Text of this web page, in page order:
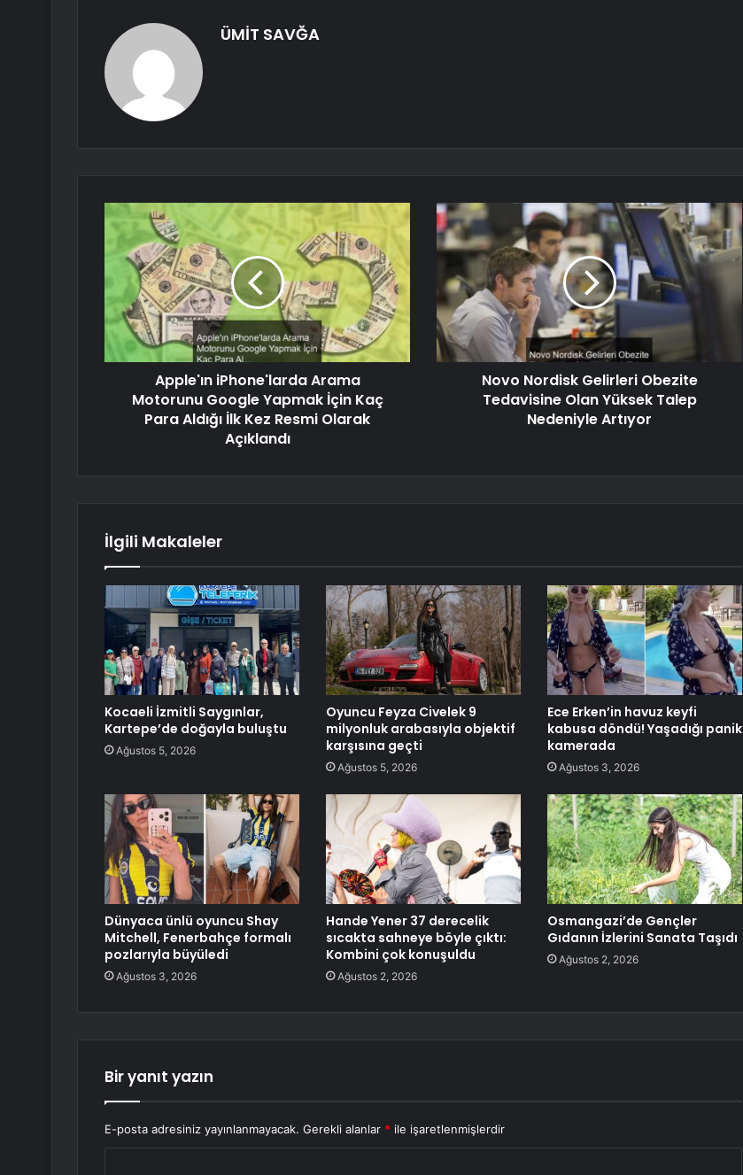
ÜMİT SAVĞA
Apple'ın iPhone'larda Arama
Motorunu Google Yapmak İçin Kaç
Para Aldığı İlk Kez Resmi Olarak
Açıklandı
Novo Nordisk Gelirleri Obezite
Tedavisine Olan Yüksek Talep
Nedeniyle Artıyor
İlgili Makaleler
Kocaeli İzmitli Saygınlar,
Kartepe’de doğayla buluştu
Ağustos 5, 2026
Oyuncu Feyza Civelek 9
milyonluk arabasıyla objektif
karşısına geçti
Ağustos 5, 2026
Ece Erken’in havuz keyfi
kabusa döndü! Yaşadığı panik
kamerada
Ağustos 3, 2026
Dünyaca ünlü oyuncu Shay
Mitchell, Fenerbahçe formalı
pozlarıyla büyüledi
Ağustos 3, 2026
Hande Yener 37 derecelik
sıcakta sahneye böyle çıktı:
Kombini çok konuşuldu
Ağustos 2, 2026
Osmangazi’de Gençler
Gıdanın İzlerini Sanata Taşıdı
Ağustos 2, 2026
Bir yanıt yazın
E-posta adresiniz yayınlanmayacak. Gerekli alanlar * ile işaretlenmişlerdir